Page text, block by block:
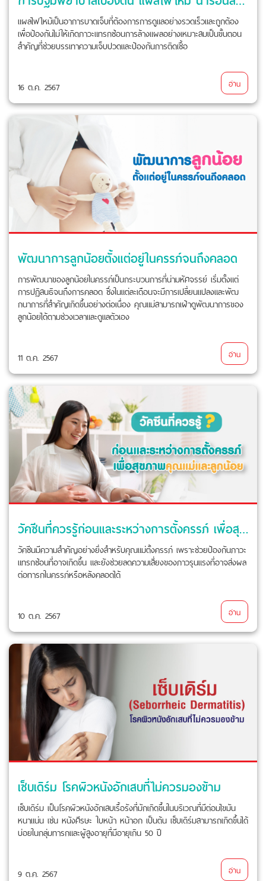
แผลไฟไหม้เป็นอาการบาดเจ็บที่ต้องการการดูแลอย่างรวดเร็วและถูกต้อง
เพื่อป้องกันไม่ให้เกิดภาวะแทรกซ้อนการล้างแผลอย่างเหมาะสมเป็นขั้นตอน
สำคัญที่ช่วยบรรเทาความเจ็บปวดและป้องกันการติดเชื้อ
16 ต.ค. 2567 อ่าน
พัฒนาการลูกน้อยตั้งแต่อยู่ในครรภ์จนถึงคลอด
การพัฒนาของลูกน้อยในครรภ์เป็นกระบวนการที่น่ามหัศจรรย์ เริ่มตั้งแต่
การปฏิสนธิจนถึงการคลอด ซึ่งในแต่ละเดือนจะมีการเปลี่ยนแปลงและพัฒ
กนาการที่สำคัญเกิดขึ้นอย่างต่อเนื่อง คุณแม่สามารถเฝ้าดูพัฒนาการของ
ลูกน้อยได้ตามช่วงเวลาและดูแลตัวเอง
11 ต.ค. 2567 อ่าน
วัคซีนที่ควรรู้ก่อนและระหว่างการตั้งครรภ์ เพื่อสุขภาพคุณแม่และลูกน้อย
วัคซีนมีความสำคัญอย่างยิ่งสำหรับคุณแม่ตั้งครรภ์ เพราะช่วยป้องกันภาวะ
แทรกซ้อนที่อาจเกิดขึ้น และยังช่วยลดความเสี่ยงของภาวรุนแรงที่อาจส่งผล
ต่อทารกในครรภ์หรือหลังคลอดได้
10 ต.ค. 2567 อ่าน
เซ็บเดิร์ม โรคผิวหนังอักเสบที่ไม่ควรมองข้าม
เซ็บเดิร์ม เป็นโรคผิวหนังอักเสบเรื้อรังที่มักเกิดขึ้นในบริเวณที่มีต่อมไขมัน
หนาแน่น เช่น หนังศีรษะ ใบหน้า หน้าอก เป็นต้น เซ็บเดิร์มสามารถเกิดขึ้นได้
บ่อยในกลุ่มทารกและผู้สูงอายุที่มีอายุเกิน 50 ปี
9 ต.ค. 2567 อ่าน